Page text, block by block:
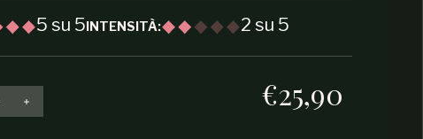
5 su 5INTENSITÀ: 2 su 5
la quantità per Ribs Rub 500g
Prezzo regolare
€25,90